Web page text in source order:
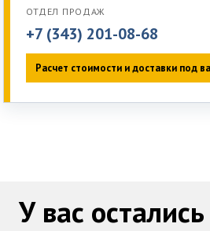
ОТДЕЛ ПРОДАЖ
+7 (343) 201-08-68
Расчет стоимости и доставки под
У вас